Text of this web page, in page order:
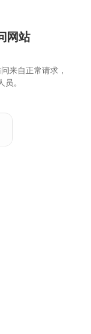
网站
来自正常请求，
。